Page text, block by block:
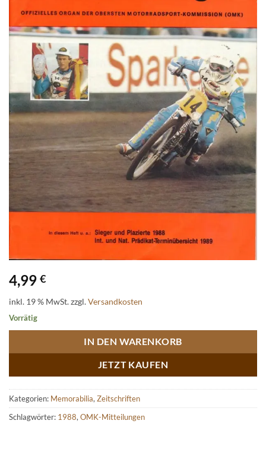
4,99 €
inkl. 19 % MwSt.zzgl.Versandkosten
Vorrätig
IN DEN WARENKORB
JETZT KAUFEN
Kategorien: Memorabilia, Zeitschriften
Schlagwörter: 1988, OMK-Mitteilungen